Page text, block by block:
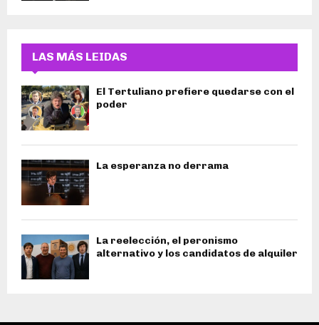
LAS MÁS LEIDAS
El Tertuliano prefiere quedarse con el
poder
La esperanza no derrama
La reelección, el peronismo
alternativo y los candidatos de alquiler